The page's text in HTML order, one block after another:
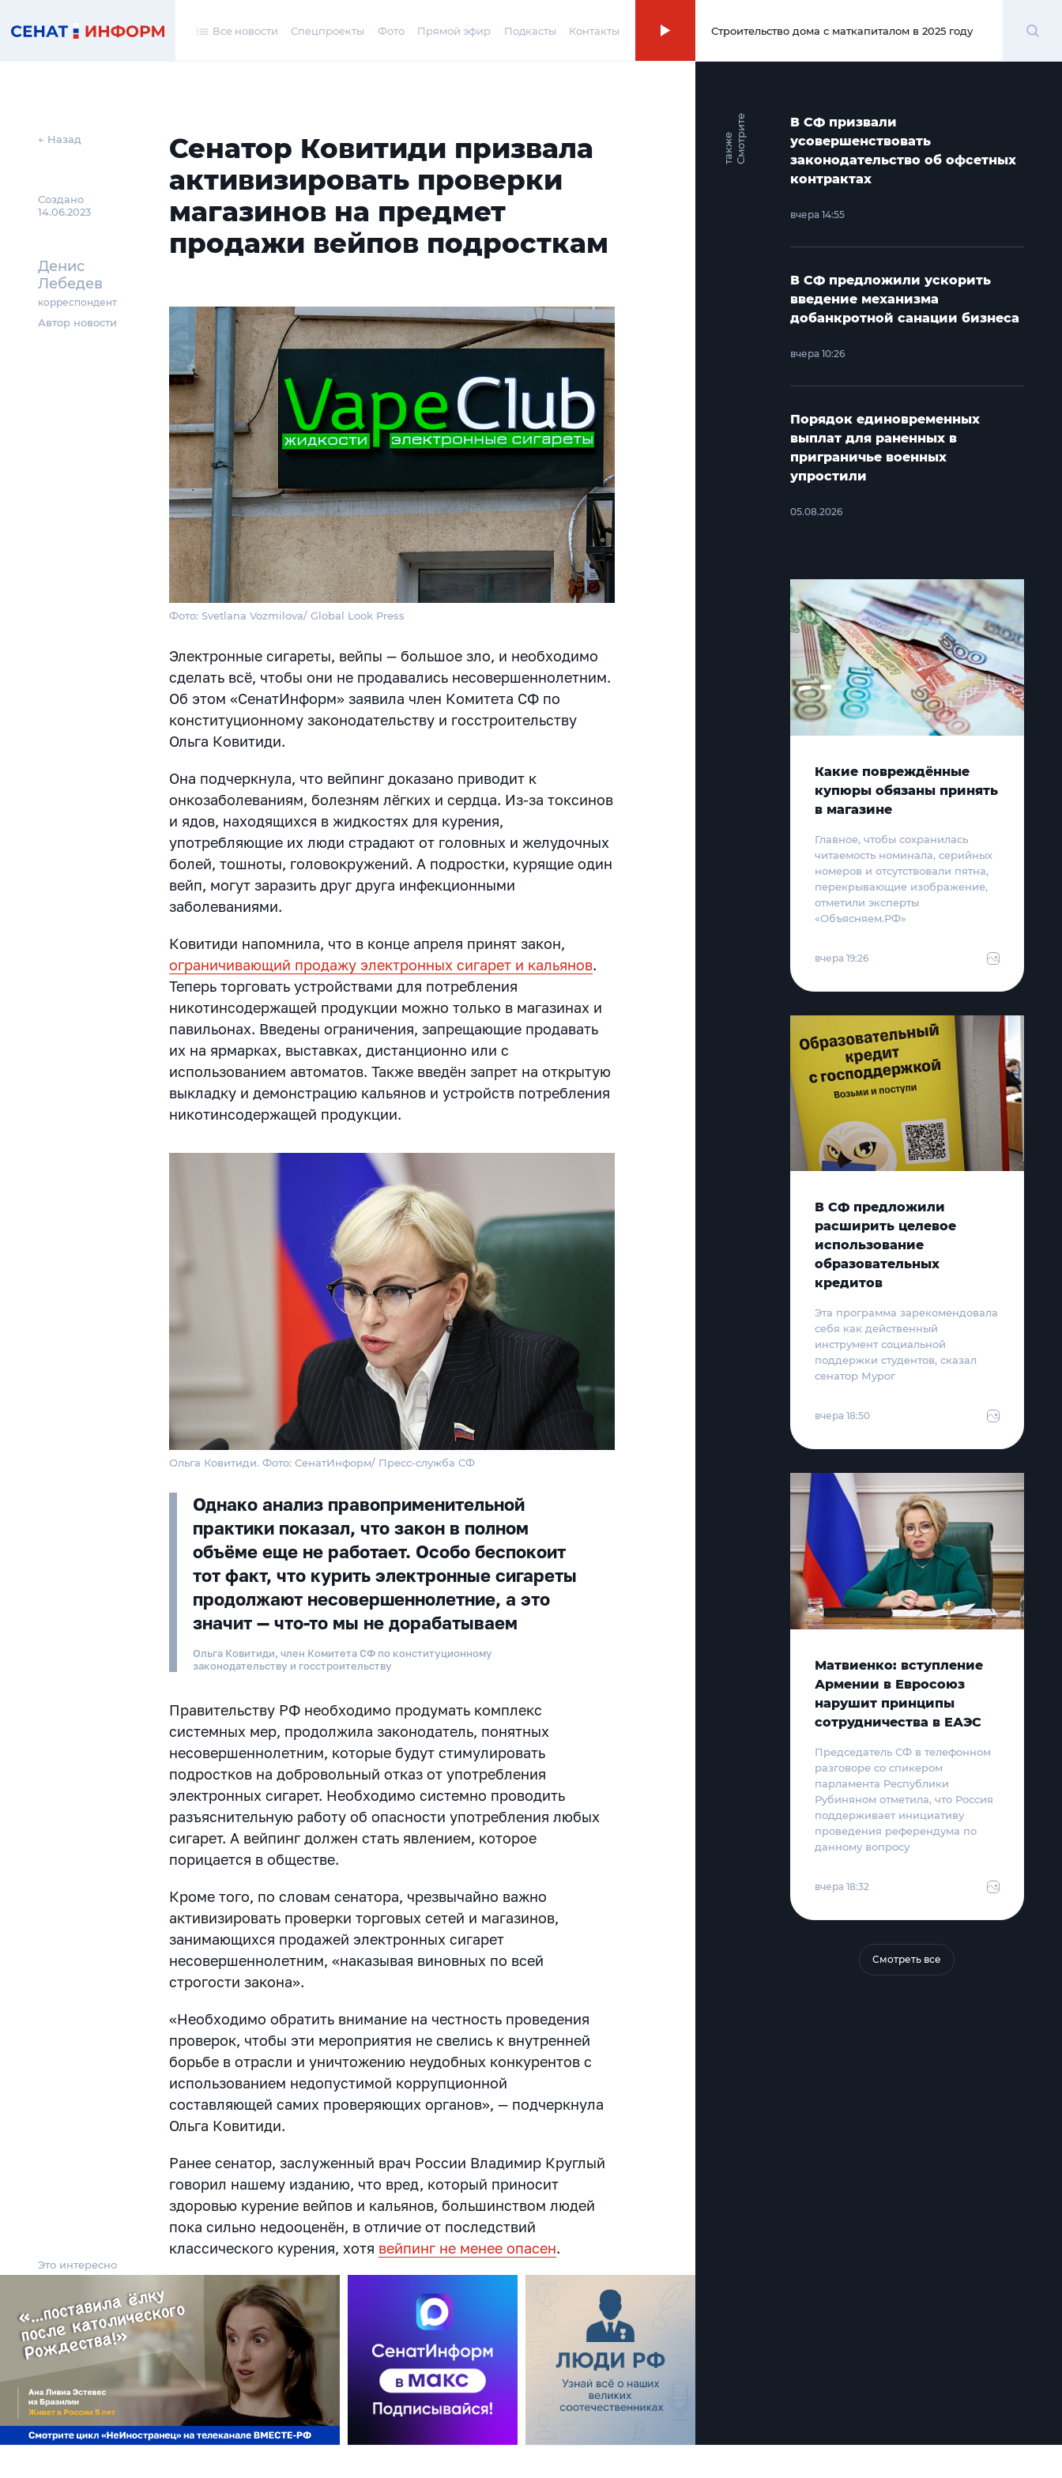
Все новости Спецпроекты Фото Прямой эфир Подкасты Контакты 00:00
Строительство дома с маткапиталом в 2025 году
← Назад
Создано
14.06.2023
Денис
Лебедев
корреспондент
Автор новости
Сенатор Ковитиди призвала
активизировать проверки
магазинов на предмет
продажи вейпов подросткам
Фото: Svetlana Vozmilova/ Global Look Press
Электронные сигареты, вейпы — большое зло, и необходимо
сделать всё, чтобы они не продавались несовершеннолетним.
Об этом «СенатИнформ» заявила член Комитета СФ по
конституционному законодательству и госстроительству
Ольга Ковитиди.
Она подчеркнула, что вейпинг доказано приводит к
онкозаболеваниям, болезням лёгких и сердца. Из-за токсинов
и ядов, находящихся в жидкостях для курения,
употребляющие их люди страдают от головных и желудочных
болей, тошноты, головокружений. А подростки, курящие один
вейп, могут заразить друг друга инфекционными
заболеваниями.
Ковитиди напомнила, что в конце апреля принят закон,
ограничивающий продажу электронных сигарет и кальянов.
Теперь торговать устройствами для потребления
никотинсодержащей продукции можно только в магазинах и
павильонах. Введены ограничения, запрещающие продавать
их на ярмарках, выставках, дистанционно или с
использованием автоматов. Также введён запрет на открытую
выкладку и демонстрацию кальянов и устройств потребления
никотинсодержащей продукции.
Ольга Ковитиди. Фото: СенатИнформ/ Пресс-служба СФ
Однако анализ правоприменительной
практики показал, что закон в полном
объёме еще не работает. Особо беспокоит
тот факт, что курить электронные сигареты
продолжают несовершеннолетние, а это
значит — что-то мы не дорабатываем
Ольга Ковитиди, член Комитета СФ по конституционному
законодательству и госстроительству
Правительству РФ необходимо продумать комплекс
системных мер, продолжила законодатель, понятных
несовершеннолетним, которые будут стимулировать
подростков на добровольный отказ от употребления
электронных сигарет. Необходимо системно проводить
разъяснительную работу об опасности употребления любых
сигарет. А вейпинг должен стать явлением, которое
порицается в обществе.
Кроме того, по словам сенатора, чрезвычайно важно
активизировать проверки торговых сетей и магазинов,
занимающихся продажей электронных сигарет
несовершеннолетним, «наказывая виновных по всей
строгости закона».
«Необходимо обратить внимание на честность проведения
проверок, чтобы эти мероприятия не свелись к внутренней
борьбе в отрасли и уничтожению неудобных конкурентов с
использованием недопустимой коррупционной
составляющей самих проверяющих органов», — подчеркнула
Ольга Ковитиди.
Ранее сенатор, заслуженный врач России Владимир Круглый
говорил нашему изданию, что вред, который приносит
здоровью курение вейпов и кальянов, большинством людей
пока сильно недооценён, в отличие от последствий
классического курения, хотя вейпинг не менее опасен.
Это интересно
С
м
о
т
р и
т
е
т
а
к
ж
е
В СФ призвали
усовершенствовать
законодательство об офсетных
контрактах
вчера 14:55
В СФ предложили ускорить
введение механизма
добанкротной санации бизнеса
вчера 10:26
Порядок единовременных
выплат для раненных в
приграничье военных
упростили
05.08.2026
Какие повреждённые
купюры обязаны принять
в магазине
Главное, чтобы сохранилась
читаемость номинала, серийных
номеров и отсутствовали пятна,
перекрывающие изображение,
отметили эксперты
«Объясняем.РФ»
вчера 19:26
В СФ предложили
расширить целевое
использование
образовательных
кредитов
Эта программа зарекомендовала
себя как действенный
инструмент социальной
поддержки студентов, сказал
сенатор Мурог
вчера 18:50
Матвиенко: вступление
Армении в Евросоюз
нарушит принципы
сотрудничества в ЕАЭС
Председатель СФ в телефонном
разговоре со спикером
парламента Республики
Рубиняном отметила, что Россия
поддерживает инициативу
проведения референдума по
данному вопросу
вчера 18:32
Смотреть все